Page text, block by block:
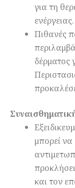
για τη
ενέργειας.
Πιθανές
δέρματος
μπορεί
και τον